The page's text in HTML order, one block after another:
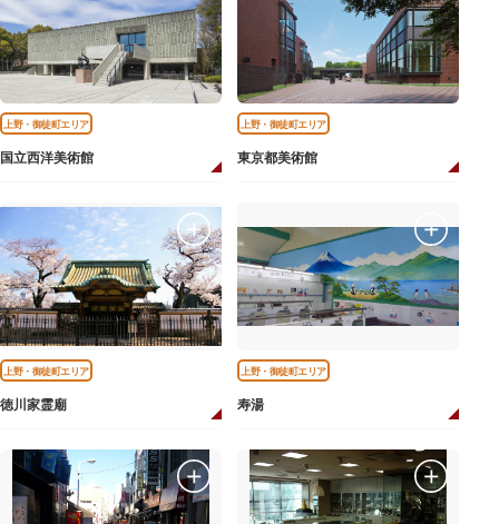
上野・御徒町エリア
国立西洋美術館
上野・御徒町エリア
東京都美術館
上野・御徒町エリア
徳川家霊廟
上野・御徒町エリア
寿湯